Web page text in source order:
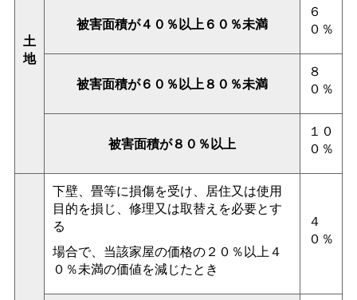
土
地
被害面積が４０％以上６０％未満
６
０％
被害面積が６０％以上８０％未満
８
０％
被害面積が８０％以上
１０
０％
下壁、畳等に損傷を受け、居住又は使用
目的を損じ、修理又は取替えを必要とす
る
場合で、当該家屋の価格の２０％以上４
０％未満の価値を減じたとき
４
０％